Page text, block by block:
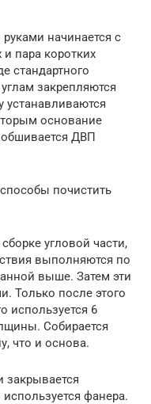
начинается с
пара коротких
стандартного
закрепляются
устанавливаются
основание
ДВП
почистить
угловой части,
выполняются по
выше. Затем эти
Только после этого
используется 6
Собирается
что и основа.
закрывается
фанера.